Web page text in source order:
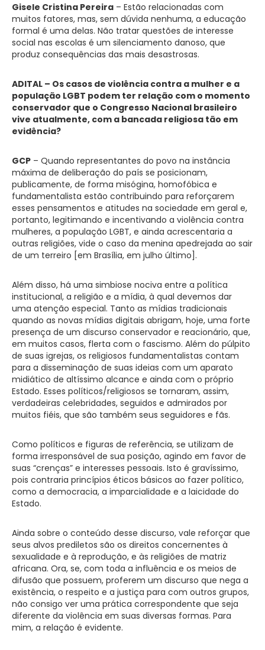
Gisele Cristina Pereira – Estão relacionadas com
muitos fatores, mas, sem dúvida nenhuma, a educação
formal é uma delas. Não tratar questões de interesse
social nas escolas é um silenciamento danoso, que
produz consequências das mais desastrosas.
ADITAL – Os casos de violência contra a mulher e a
população LGBT podem ter relação com o momento
conservador que o Congresso Nacional brasileiro
vive atualmente, com a bancada religiosa tão em
evidência?
GCP – Quando representantes do povo na instância
máxima de deliberação do país se posicionam,
publicamente, de forma misógina, homofóbica e
fundamentalista estão contribuindo para reforçarem
esses pensamentos e atitudes na sociedade em geral e,
portanto, legitimando e incentivando a violência contra
mulheres, a população LGBT, e ainda acrescentaria a
outras religiões, vide o caso da menina apedrejada ao sair
de um terreiro [em Brasília, em julho último].
Além disso, há uma simbiose nociva entre a política
institucional, a religião e a mídia, à qual devemos dar
uma atenção especial. Tanto as mídias tradicionais
quando as novas mídias digitais abrigam, hoje, uma forte
presença de um discurso conservador e reacionário, que,
em muitos casos, flerta com o fascismo. Além do púlpito
de suas igrejas, os religiosos fundamentalistas contam
para a disseminação de suas ideias com um aparato
midiático de altíssimo alcance e ainda com o próprio
Estado. Esses políticos/religiosos se tornaram, assim,
verdadeiras celebridades, seguidos e admirados por
muitos fiéis, que são também seus seguidores e fãs.
Como políticos e figuras de referência, se utilizam de
forma irresponsável de sua posição, agindo em favor de
suas “crenças” e interesses pessoais. Isto é gravíssimo,
pois contraria princípios éticos básicos ao fazer político,
como a democracia, a imparcialidade e a laicidade do
Estado.
Ainda sobre o conteúdo desse discurso, vale reforçar que
seus alvos prediletos são os direitos concernentes à
sexualidade e à reprodução, e às religiões de matriz
africana. Ora, se, com toda a influência e os meios de
difusão que possuem, proferem um discurso que nega a
existência, o respeito e a justiça para com outros grupos,
não consigo ver uma prática correspondente que seja
diferente da violência em suas diversas formas. Para
mim, a relação é evidente.